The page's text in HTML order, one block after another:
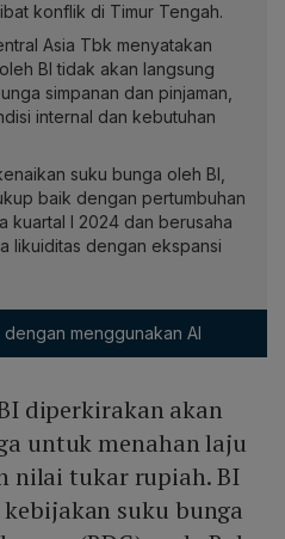
konflik di Timur Tengah.
Asia Tbk menyatakan
BI tidak akan langsung
simpanan dan pinjaman,
internal dan kebutuhan
suku bunga oleh BI,
baik dengan pertumbuhan
kuartal I 2024 dan berusaha
likuiditas dengan ekspansi
menggunakan AI
diperkirakan akan
untuk menahan laju
nilai tukar rupiah. BI
suku bunga